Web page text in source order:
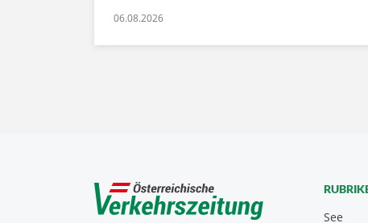
06.08.2026
See